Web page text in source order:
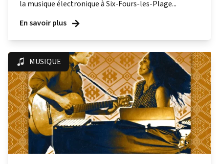
la musique électronique à Six-Fours-les-Plage...
En savoir plus
MUSIQUE